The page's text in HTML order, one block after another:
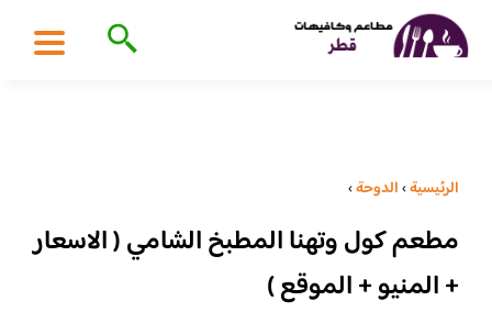
الرئيسية›الدوحة›
مطعم كول وتهنا المطبخ الشامي ( الاسعار
+ المنيو + الموقع )